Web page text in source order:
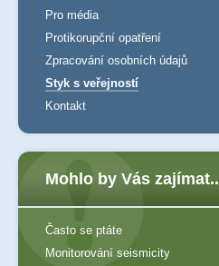
Pro média
Protikorupční opatření
Zpracování osobních údajů
Styk s veřejností
Kontakt
Mohlo by Vás zajímat..
Často se ptáte
Monitorování seismicity